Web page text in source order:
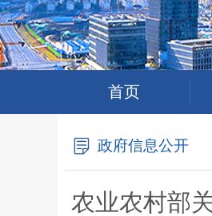
首页
政府信息公开
农业农村部